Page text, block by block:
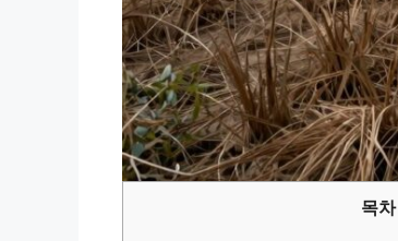
목차